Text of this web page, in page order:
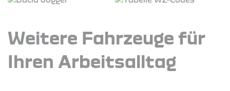
Weitere Fahrzeuge für
Ihren Arbeitsalltag